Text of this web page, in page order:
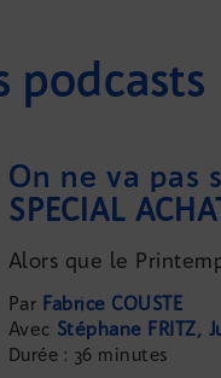
podcasts
On ne va pas
SPÉCIAL
Alors que le
Fabrice COUSTE
Stéphane FRITZ
Durée : 36 minutes